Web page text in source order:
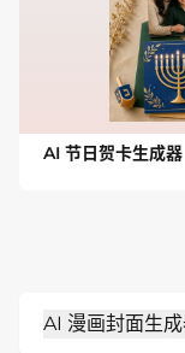
AI 节日贺卡生成器
AI 漫画封面生成